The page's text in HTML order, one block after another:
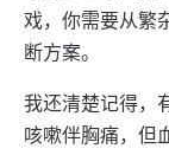
戏，你需要从繁
断方案。
我还清楚记得，
咳嗽伴胸痛，但